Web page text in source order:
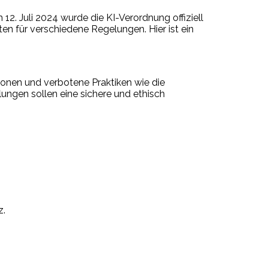
Juli 2024 wurde die KI-Verordnung offiziell
für verschiedene Regelungen. Hier ist ein
und verbotene Praktiken wie die
sollen eine sichere und ethisch